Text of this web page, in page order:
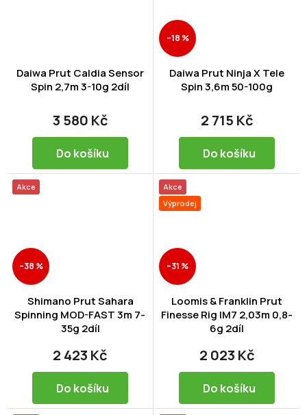
Daiwa Prut Caldia Sensor
Spin 2,7m 3-10g 2díl
3 580 Kč
Do košíku
–18 %
Daiwa Prut Ninja X Tele
Spin 3,6m 50-100g
2 715 Kč
Do košíku
Akce
–38 %
Shimano Prut Sahara
Spinning MOD-FAST 3m 7-
35g 2díl
2 423 Kč
Do košíku
Akce
Výprodej
–31 %
Loomis & Franklin Prut
Finesse Rig IM7 2,03m 0,8-
6g 2díl
2 023 Kč
Do košíku